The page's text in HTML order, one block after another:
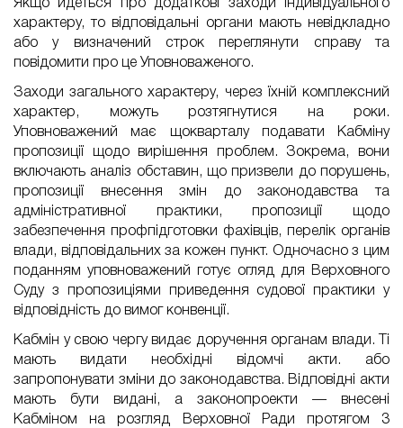
Якщо йдеться про додаткові заходи індивідуального
характеру, то відповідальні органи мають невідкладно
або у визначений строк переглянути справу та
повідомити про це Уповноваженого.
Заходи загального характеру, через їхній комплексний
характер, можуть розтягнутися на роки.
Уповноважений має щокварталу подавати Кабміну
пропозиції щодо вирішення проблем. Зокрема, вони
включають аналіз обставин, що призвели до порушень,
пропозиції внесення змін до законодавства та
адміністративної практики, пропозиції щодо
забезпечення профпідготовки фахівців, перелік органів
влади, відповідальних за кожен пункт. Одночасно з цим
поданням уповноважений готує огляд для Верховного
Суду з пропозиціями приведення судової практики у
відповідність до вимог конвенції.
Кабмін у свою чергу видає доручення органам влади. Ті
мають видати необхідні відомчі акти. або
запропонувати зміни до законодавства. Відповідні акти
мають бути видані, а законопроекти — внесені
Кабміном на розгляд Верховної Ради протягом 3